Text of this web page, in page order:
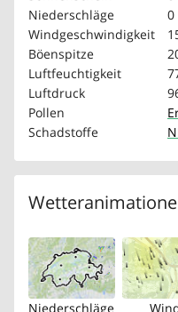
Niederschläge
0
Windgeschwindigkeit
Böenspitze
Luftfeuchtigkeit
Luftdruck
Pollen
Schadstoffe
Niederschläge